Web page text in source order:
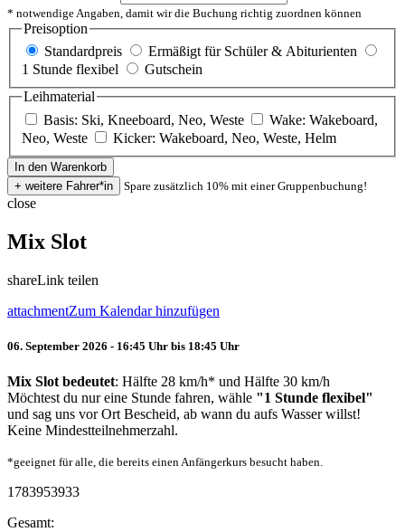
* notwendige Angaben, damit wir die Buchung richtig zuordnen können
Preisoption
Standardpreis
Ermäßigt für Schüler & Abiturienten
1 Stunde flexibel
Gutschein
Leihmaterial
Basis: Ski, Kneeboard, Neo, Weste
Wake: Wakeboard,
Neo, Weste
Kicker: Wakeboard, Neo, Weste, Helm
Spare zusätzlich 10% mit einer Gruppenbuchung!
close
Mix Slot
shareLink teilen
attachmentZum Kalendar hinzufügen
06. September 2026 - 16:45 Uhr bis 18:45 Uhr
Mix Slot bedeutet: Hälfte 28 km/h* und Hälfte 30 km/h
Möchtest du nur eine Stunde fahren, wähle "1 Stunde flexibel"
und sag uns vor Ort Bescheid, ab wann du aufs Wasser willst!
Keine Mindestteilnehmerzahl.
*geeignet für alle, die bereits einen Anfängerkurs besucht haben.
1783953933
Gesamt: